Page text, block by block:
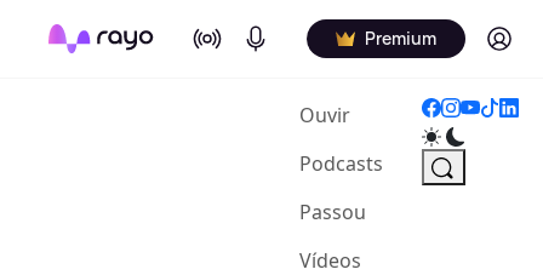
On Air Podcasts Premium Log in
Ouvir(current)
Podcasts
Passou
Vídeos